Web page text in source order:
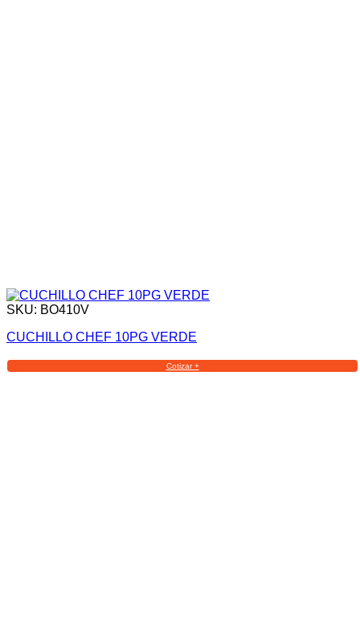
SKU: BO410V
CUCHILLO CHEF 10PG VERDE
Cotizar +